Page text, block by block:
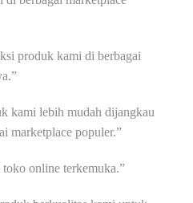
produk kami di berbagai
kami lebih mudah dijangkau
marketplace populer.”
online terkemuka.”